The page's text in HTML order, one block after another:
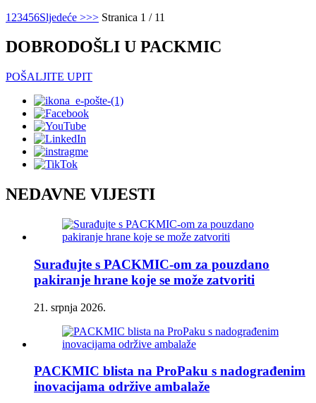
1 23456Sljedeće >>> Stranica 1 / 11
DOBRODOŠLI U PACKMIC
POŠALJITE UPIT
NEDAVNE VIJESTI
Surađujte s PACKMIC-om za pouzdano
pakiranje hrane koje se može zatvoriti
21. srpnja 2026.
PACKMIC blista na ProPaku s nadograđenim
inovacijama održive ambalaže